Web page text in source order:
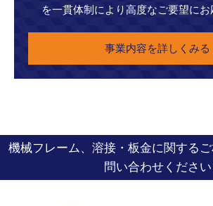
を一貫体制により高度なご要望にお
事業内容を詳しくみる
機械フレーム、溶接・板金に関する
問い合わせください